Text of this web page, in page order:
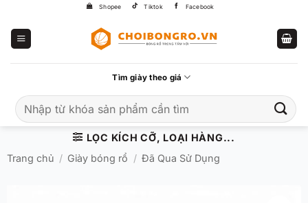
Shopee Tiktok Facebook
Tìm giày theo giá
kiếm:
LỌC KÍCH CỠ, LOẠI HÀNG...
Trang chủ / Giày bóng rổ / Đã Qua Sử Dụng